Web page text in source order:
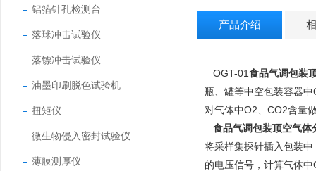
铝箔针孔检测台
落球冲击试验仪
落镖冲击试验仪
油墨印刷脱色试验机
扭矩仪
微生物侵入密封试验仪
薄膜测厚仪
产品介绍
OGT-01食品气调包装
瓶、罐等中空包装容器
对气体中O2、CO2含量
食品气调包装顶空气体
将采样集探针插入包装
的电压信号，计算气体